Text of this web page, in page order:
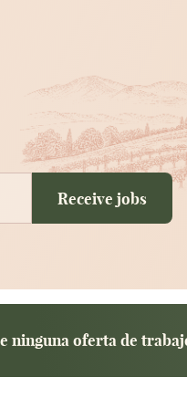
Receive jobs
ninguna oferta de